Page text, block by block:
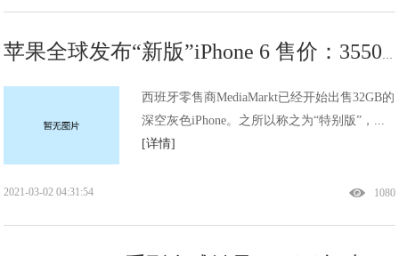
苹果全球发布“新版”iPhone 6 售价：3550元！!
西班牙零售商MediaMarkt已经开始出售32GB的
深空灰色iPhone。之所以称之为“特别版”，...
[详情]
1080
2021-03-02 04:31:54